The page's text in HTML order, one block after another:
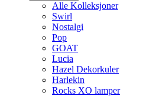
Alle Kolleksjoner
Swirl
Nostalgi
Pop
GOAT
Lucia
Hazel Dekorkuler
Harlekin
Rocks XO lamper